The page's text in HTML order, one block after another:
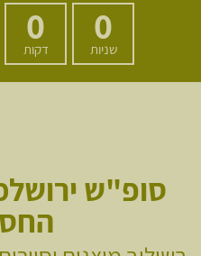
0
שניות
0
דקות
סופ"ש